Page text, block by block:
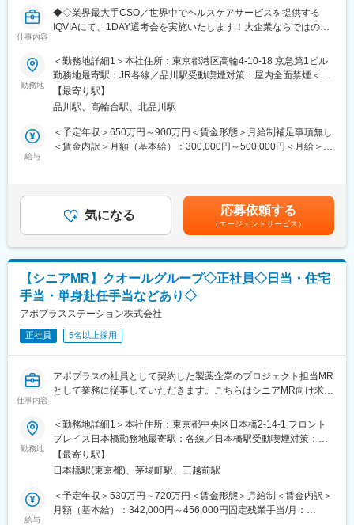
環境が整っています。
(3)多様なキャリアパス：
を用いてMRを支えるSV職へのキャリアチェンジや、ジョブリク
エスト制度を用いて人事・リクルートスタッフ・研修スタッフへ
の挑戦もできる環境が整っています。実際にこちらの制度を活用
し、キャリアチェンジした社員も多数います。
■営業スタイル：担当エリアの医療機関（開業医、病院）を訪問し
て、医師、薬剤師に課題解決するための医薬品情報を提供、副作
・ジェネリック医薬品のプロモーション
※1プロジェクトを約2年程度担当します。
※プロジェクトマネージャー、スーパーバイザー(SV)より、日々の
し、素早くフォローができる体制をとっています。
変更の範囲：会社の定める業務
仕事内容
◆◇業界最大手CSO／世界中でヘルスケアサービスを提供する
IQVIAにて、1DAY選考会を実施いたします！大企業ならではの豊
＜募集概要＞
総合ヘルスケアカンパニーである同社にて、MR経験者を対象に
1DAY選考会を実施いたします！将来的にはMR経験者が活躍する
さまざまなキャリアパスのご用意がございます！ご興味をお持ち
の方は応募前にカジュアル面談等も可能でございますので、是非
お気軽にご応募くださいませ！
～の4枠にて実施
＼IQVIAでMRとして働く魅力／
（１）充実の待遇：同業他社の中でも平均給与の高さや非課税の
日当の支給の他、退職金や団体保険制度、単身赴任手当や月1回の
帰省交通費の支給など福利厚生が充実しており、長期就業される
社員が多いのも特徴です。
（２）豊富なキャリアップの機会があります： MRとして専門性
を磨き、管理職を目指していただく方も多くございますし、社内
公募制度も充実しておりますので、IQVIAが展開している他の事業
部への異動も可能です。
※病院の経営コンサル、医薬品メーカーのマーケティング支援、人
（３）手厚い研修体制でスキルアップができます：製品研修、ス
キル研修、学術研修と、国内最大手だからこそ仕事に必要な知識
やスキルをしっかりと身に付けられる研修制度があります。MRと
してのスキルのみならず、データ分析、マーケティングなど多角
整備しています。
勤務地
＜勤務地詳細1＞本社住所：東京都港区高輪4-10-18 京急第1ビル
勤務地最寄駅：JR各線／品川駅受動喫煙対策：屋内全面禁煙＜勤
務地詳細2＞全国住所：全国 ※希望勤務地はアドバイザーにお伝
えください。 受動喫煙対策：屋内全面禁煙変更の範囲：会社の定
【最寄り駅】
品川駅、高輪台駅、北品川駅
給与
＜予定年収＞650万円～900万円＜賃金形態＞月給制補足事項無し
＜賃金内訳＞月額（基本給）：300,000円～500,000円＜月給＞
ジェクト稼働手当(35,000円)、外勤日当（1日1,500円／外勤3.5時
間以上）■変動賞与制（6月・12月・3月）※平均実績6ヶ月分■イン
センティブ：3月（対象者）賃金はあくまでも目安の金額であり、
選考を通じて上下する可能性があります。月給(月額)は固定手当を
含めた表記です。
気になる 応募依頼する
（エージェントサービス）
【シニアMR】クオールグループ◇正社員◇日当・住宅
手当・単身赴任手当などあり◇
アポプラスステーション株式会社
正社員 5名以上採用
仕事内容
アポプラスの社員として契約した製薬企業のプロジェクト担当MR
として業務に従事していただきます。こちらはシニアMR向け求人
当社は「ひとり一人の資質向上とありたい姿の実現を」という方
針を掲げ、育成プログラムの充実やMRのフォロー体制に力を入れ
ています。
■営業スタイル：担当エリアの医療機関（開業医、病院）を訪問し
て、医師、薬剤師に課題解決するための医薬品情報を提供、副作
用情報を収集を行っていただきます。
勤務地
＜勤務地詳細1＞本社住所：東京都中央区日本橋2-14-1 フロント
プレイス日本橋勤務地最寄駅：各線／日本橋駅受動喫煙対策：敷
地内喫煙可能場所あり＜勤務地詳細2＞全国エリア住所：全国エリ
ア 受動喫煙対策：屋内全面禁煙変更の範囲：会社の定める事業所
【最寄り駅】
日本橋駅(東京都)、茅場町駅、三越前駅
給与
＜予定年収＞530万円～720万円＜賃金形態＞月給制＜賃金内訳＞
月額（基本給）：342,000円～456,000円固定残業手当/月：